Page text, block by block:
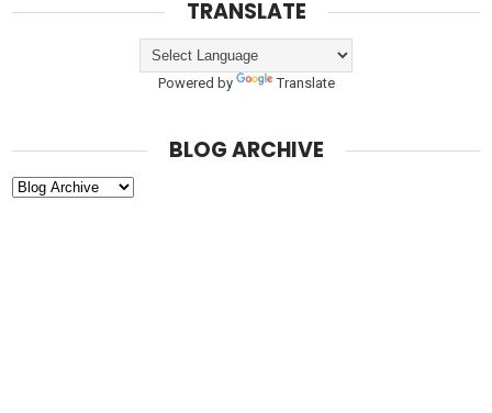
TRANSLATE
Powered by Translate
BLOG ARCHIVE